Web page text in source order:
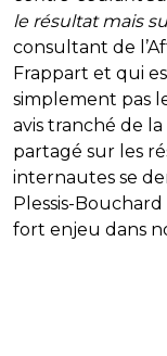
le résultat mais
consultant de
Frappart et qui
simplement pas
avis tranché de
partagé sur les
internautes se
Plessis-
fort enjeu dans